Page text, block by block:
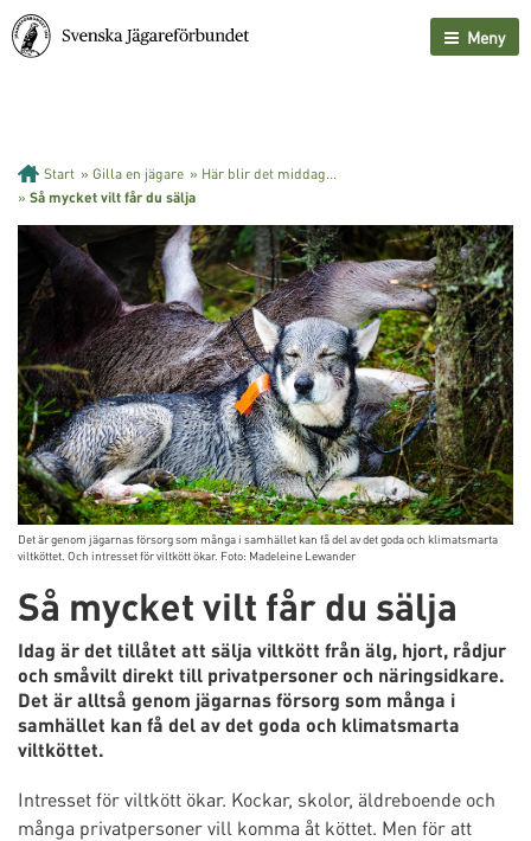
Meny
Start » Gilla en jägare » Här blir det middag...
» Så mycket vilt får du sälja
Det är genom jägarnas försorg som många i samhället kan få del av det goda och klimatsmarta
viltköttet. Och intresset för viltkött ökar. Foto: Madeleine Lewander
Så mycket vilt får du sälja
Idag är det tillåtet att sälja viltkött från älg, hjort, rådjur
och småvilt direkt till privatpersoner och näringsidkare.
Det är alltså genom jägarnas försorg som många i
samhället kan få del av det goda och klimatsmarta
viltköttet.
Intresset för viltkött ökar. Kockar, skolor, äldreboende och
många privatpersoner vill komma åt köttet. Men för att